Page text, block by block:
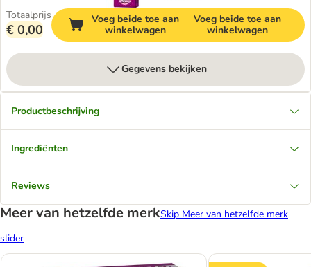
Totaalprijs
€ 0,00
Voeg beide toe aan
winkelwagen
Voeg beide toe aan
winkelwagen
Gegevens bekijken
Productbeschrijving
Ingrediënten
Reviews
Meer van hetzelfde merkSkip Meer van hetzelfde merk
slider